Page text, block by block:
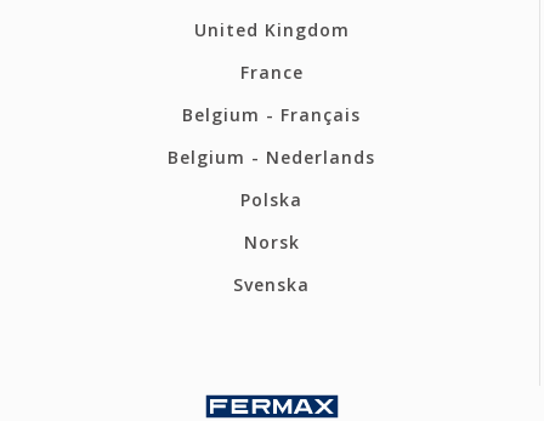
United Kingdom
France
Belgium - Français
Belgium - Nederlands
Polska
Norsk
Svenska